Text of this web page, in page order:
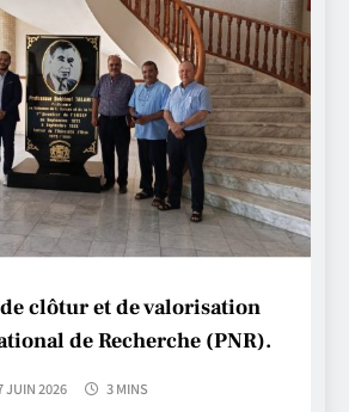
clôtur et de valorisation
de Recherche (PNR).
JUIN 2026 3 MINS